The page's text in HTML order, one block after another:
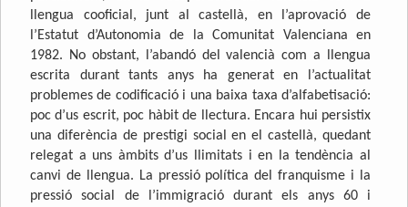
llengua cooficial, junt al castellà, en l’aprovació de
l’Estatut d’Autonomia de la Comunitat Valenciana en
1982. No obstant, l’abandó del valencià com a llengua
escrita durant tants anys ha generat en l’actualitat
problemes de codificació i una baixa taxa d’alfabetisació:
poc d’us escrit, poc hàbit de llectura. Encara hui persistix
una diferència de prestigi social en el castellà, quedant
relegat a uns àmbits d’us llimitats i en la tendència al
canvi de llengua. La pressió política del franquisme i la
pressió social de l’immigració durant els anys 60 i